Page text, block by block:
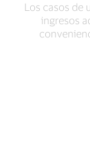
Los casos de
ingresos